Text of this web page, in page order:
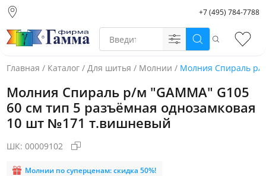
склад)
Санкт-Петербург
Екатеринбург
+7 (495) 784-7788
Поиск
Главная / Каталог / Для шитья / Молнии / Молния Спираль р/
Молния Спираль р/м "GAMMA" G105
60 см тип 5 разъёмная однозамковая
10 шт №171 т.вишневый
ШК: 00009102
Молнии по суперценам: скидка 50%!